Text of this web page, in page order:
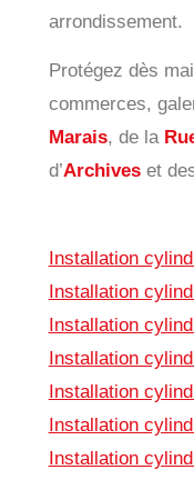
arrondissement.
Protégez dès
commerces,
Marais, de la
d’Archiveset
Installation
Installation
Installation
Installation
Installation
Installation
Installation